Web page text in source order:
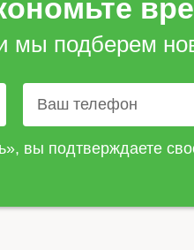
мы подберем
вы подтверждаете